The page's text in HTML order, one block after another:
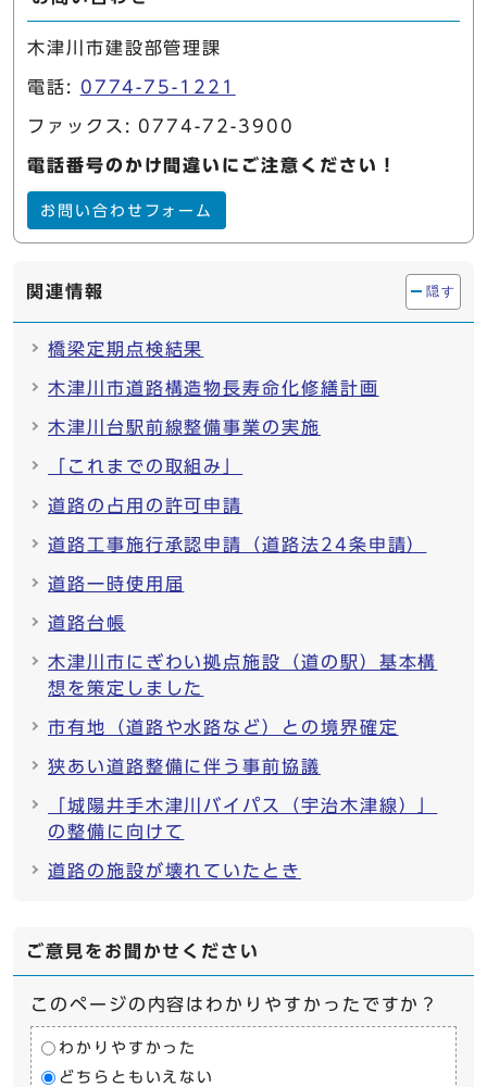
木津川市建設部管理課
電話: 0774-75-1221
ファックス: 0774-72-3900
電話番号のかけ間違いにご注意ください！
お問い合わせフォーム
関連情報 隠す
橋梁定期点検結果
木津川市道路構造物長寿命化修繕計画
木津川台駅前線整備事業の実施
「これまでの取組み」
道路の占用の許可申請
道路工事施行承認申請（道路法24条申請）
道路一時使用届
道路台帳
木津川市にぎわい拠点施設（道の駅）基本構
想を策定しました
市有地（道路や水路など）との境界確定
狭あい道路整備に伴う事前協議
「城陽井手木津川バイパス（宇治木津線）」
の整備に向けて
道路の施設が壊れていたとき
ご意見をお聞かせください
このページの内容はわかりやすかったですか？
わかりやすかった
どちらともいえない